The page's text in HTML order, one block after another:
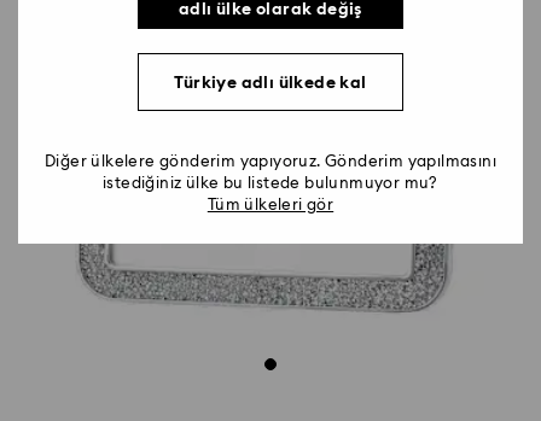
adlı ülke olarak değiş
Türkiye adlı ülkede kal
Diğer ülkelere gönderim yapıyoruz. Gönderim yapılmasını
istediğiniz ülke bu listede bulunmuyor mu?
Tüm ülkeleri gör